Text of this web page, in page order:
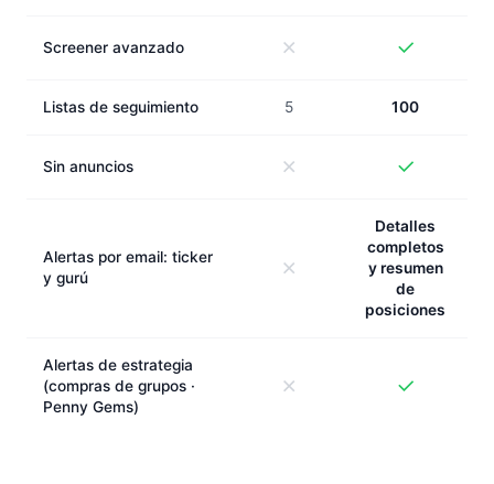
Screener avanzado
Listas de seguimiento 5 100
Sin anuncios
Alertas por email: ticker
y gurú
Detalles
completos
y resumen
de
posiciones
Alertas de estrategia
(compras de grupos ·
Penny Gems)